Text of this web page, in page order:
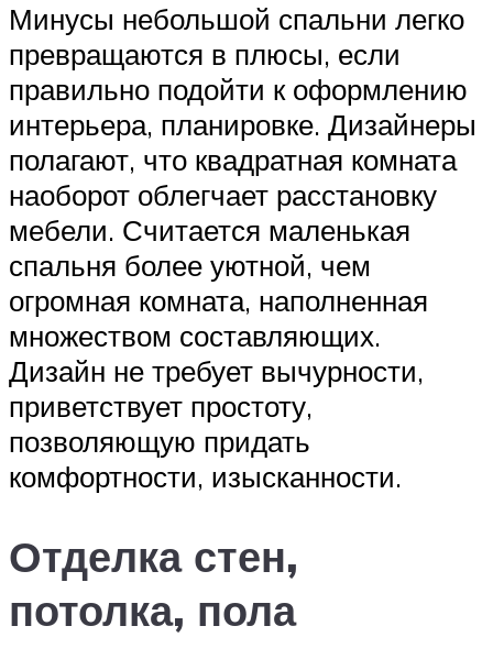
Минусы небольшой спальни легко
превращаются в плюсы, если
правильно подойти к оформлению
интерьера, планировке. Дизайнеры
полагают, что квадратная комната
наоборот облегчает расстановку
мебели. Считается маленькая
спальня более уютной, чем
огромная комната, наполненная
множеством составляющих.
Дизайн не требует вычурности,
приветствует простоту,
позволяющую придать
комфортности, изысканности.
Отделка стен,
потолка, пола